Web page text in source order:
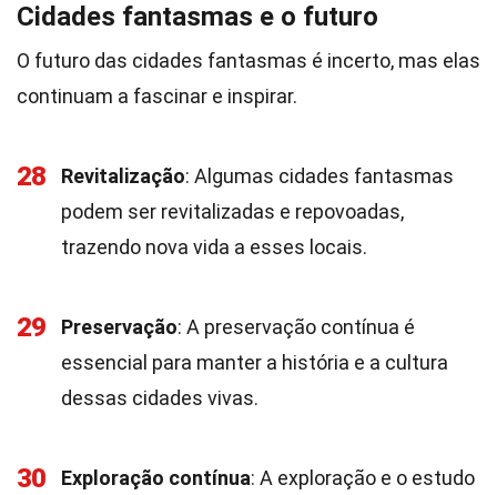
Cidades fantasmas e o futuro
O futuro das cidades fantasmas é incerto, mas elas
continuam a fascinar e inspirar.
28 Revitalização: Algumas cidades fantasmas
podem ser revitalizadas e repovoadas,
trazendo nova vida a esses locais.
29 Preservação: A preservação contínua é
essencial para manter a história e a cultura
dessas cidades vivas.
30 Exploração contínua: A exploração e o estudo